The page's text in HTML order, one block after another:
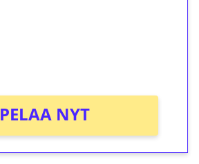
PELAA NYT